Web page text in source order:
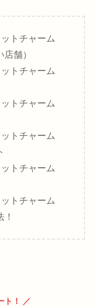
トチャーム
舗）
トチャーム
トチャーム
トチャーム
トチャーム
トチャーム
ト！ ／